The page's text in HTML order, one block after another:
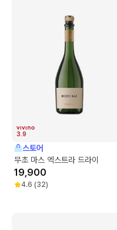
3.9
스토어
무초 마스 엑스트라 드라이
19,900
4.6 (32)